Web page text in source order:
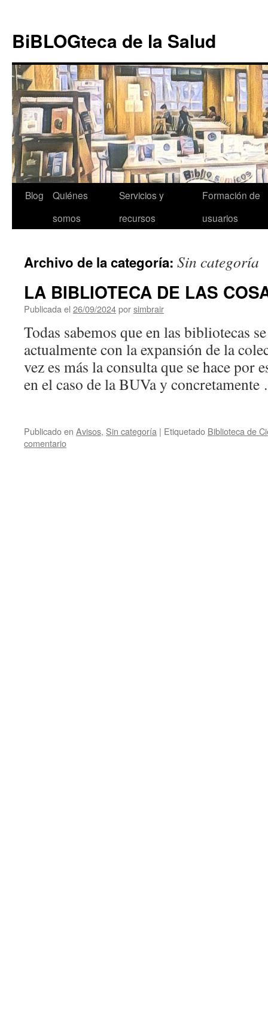
contenido
BiBLOGteca de la Salud
Blog
Quiénes
somos
Servicios y
recursos
Formación de
usuarios
Archivo de la categoría: Sin categoría
LA BIBLIOTECA DE LAS
Publicada el 26/09/2024porsimbrair
Todas sabemos que en las bibliotecas
actualmente con la expansión de la
vez es más la consulta que se hace por
en el caso de la BUVa y
Publicado en Avisos, Sin categoría | Etiquetado Biblioteca de
comentario